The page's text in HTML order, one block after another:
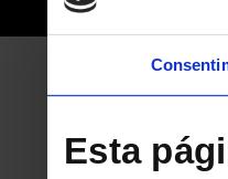
Esta